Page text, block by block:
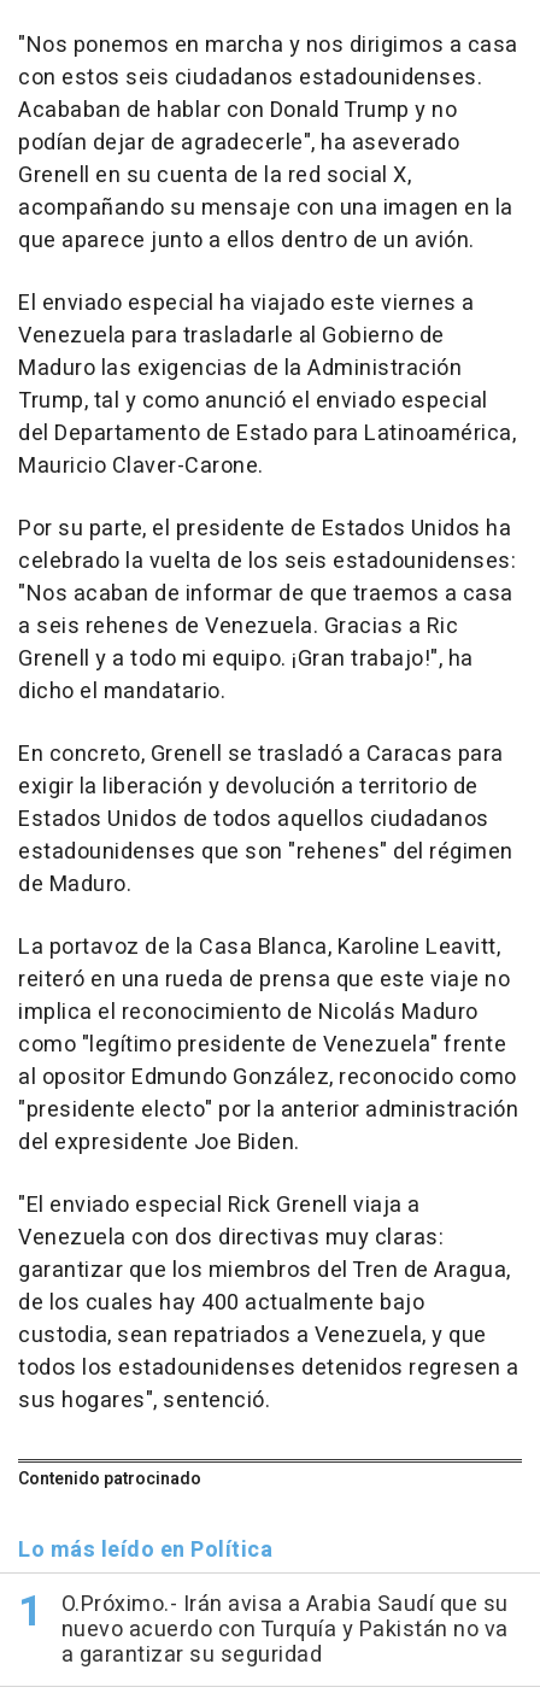
"Nos ponemos en marcha y nos dirigimos a casa
con estos seis ciudadanos estadounidenses.
Acababan de hablar con Donald Trump y no
podían dejar de agradecerle", ha aseverado
Grenell en su cuenta de la red social X,
acompañando su mensaje con una imagen en la
que aparece junto a ellos dentro de un avión.
El enviado especial ha viajado este viernes a
Venezuela para trasladarle al Gobierno de
Maduro las exigencias de la Administración
Trump, tal y como anunció el enviado especial
del Departamento de Estado para Latinoamérica,
Mauricio Claver-Carone.
Por su parte, el presidente de Estados Unidos ha
celebrado la vuelta de los seis estadounidenses:
"Nos acaban de informar de que traemos a casa
a seis rehenes de Venezuela. Gracias a Ric
Grenell y a todo mi equipo. ¡Gran trabajo!", ha
dicho el mandatario.
En concreto, Grenell se trasladó a Caracas para
exigir la liberación y devolución a territorio de
Estados Unidos de todos aquellos ciudadanos
estadounidenses que son "rehenes" del régimen
de Maduro.
La portavoz de la Casa Blanca, Karoline Leavitt,
reiteró en una rueda de prensa que este viaje no
implica el reconocimiento de Nicolás Maduro
como "legítimo presidente de Venezuela" frente
al opositor Edmundo González, reconocido como
"presidente electo" por la anterior administración
del expresidente Joe Biden.
"El enviado especial Rick Grenell viaja a
Venezuela con dos directivas muy claras:
garantizar que los miembros del Tren de Aragua,
de los cuales hay 400 actualmente bajo
custodia, sean repatriados a Venezuela, y que
todos los estadounidenses detenidos regresen a
sus hogares", sentenció.
Contenido patrocinado
Lo más leído en Política
O.Próximo.- Irán avisa a Arabia Saudí que su
nuevo acuerdo con Turquía y Pakistán no va
a garantizar su seguridad